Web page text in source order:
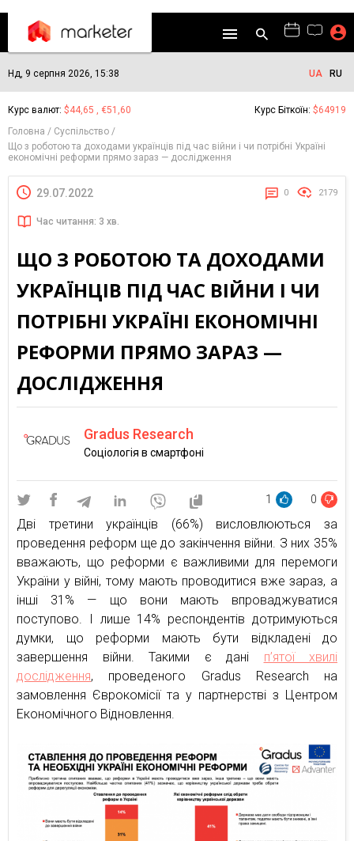
Нд, 9 серпня 2026, 15:38 UA RU
Курс валют: $44,65 , €51,60 Курс Біткоїн: $64919
Головна
Суспільство
Що з роботою та доходами українців під час війни і чи потрібні Україні
економічні реформи прямо зараз — дослідження
29.07.2022 0 2179
Час читання: 3 хв.
ЩО З РОБОТОЮ ТА ДОХОДАМИ
УКРАЇНЦІВ ПІД ЧАС ВІЙНИ І ЧИ
ПОТРІБНІ УКРАЇНІ ЕКОНОМІЧНІ
РЕФОРМИ ПРЯМО ЗАРАЗ —
ДОСЛІДЖЕННЯ
Gradus Research
Соціологія в смартфоні
1 0
Дві третини українців (66%) висловлюються за
проведення реформ ще до закінчення війни. З них 35%
вважають, що реформи є важливими для перемоги
України у війні, тому мають проводитися вже зараз, а
інші 31% — що вони мають впроваджуватися
поступово. І лише 14% респондентів дотримуються
думки, що реформи мають бути відкладені до
завершення війни. Такими є дані п’ятої хвилі
дослідження, проведеного Gradus Research на
замовлення Єврокомісії та у партнерстві з Центром
Економічного Відновлення.